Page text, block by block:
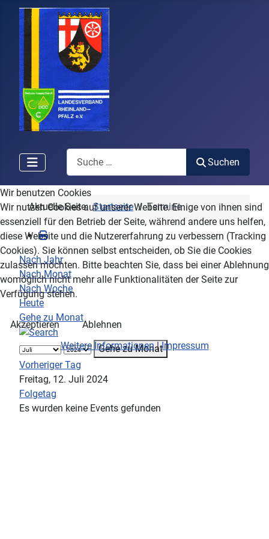
Search
Suchen
Aktuelle Seite:Startseite Termine
Nach Jahr
Nach Monat
Nach Woche
Heute
Gehe zu Monat
Gehe zu Monat
Vorheriger Tag
Freitag, 12. Juli 2024
Folgetag
Es wurden keine Events gefunden
Wir benutzen Cookies
Wir nutzen Cookies auf unserer Website. Einige von ihnen sind
essenziell für den Betrieb der Seite, während andere uns helfen,
diese Website und die Nutzererfahrung zu verbessern (Tracking
Cookies). Sie können selbst entscheiden, ob Sie die Cookies
zulassen möchten. Bitte beachten Sie, dass bei einer Ablehnung
womöglich nicht mehr alle Funktionalitäten der Seite zur
Verfügung stehen.
Akzeptieren
Ablehnen
Weitere Informationen|Impressum